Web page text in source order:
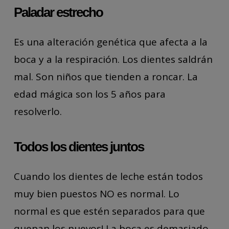
(agenesias), malposiciones e
que dificultarán la erupción de los
mismos o de los vecinos.
En caso de alteraciones, actuaremos
preventivamente para evitar muchos
malposiciones dentales a largo plazo.
Paladar estrecho
Es una alteración genética que afecta a la
boca y a la respiración. Los dientes saldrán
mal. Son niños que tienden a roncar. La
edad mágica son los 5 años para
resolverlo.
Todos los dientes juntos
Cuando los dientes de leche están todos
muy bien puestos NO es normal. Lo
normal es que estén separados para que